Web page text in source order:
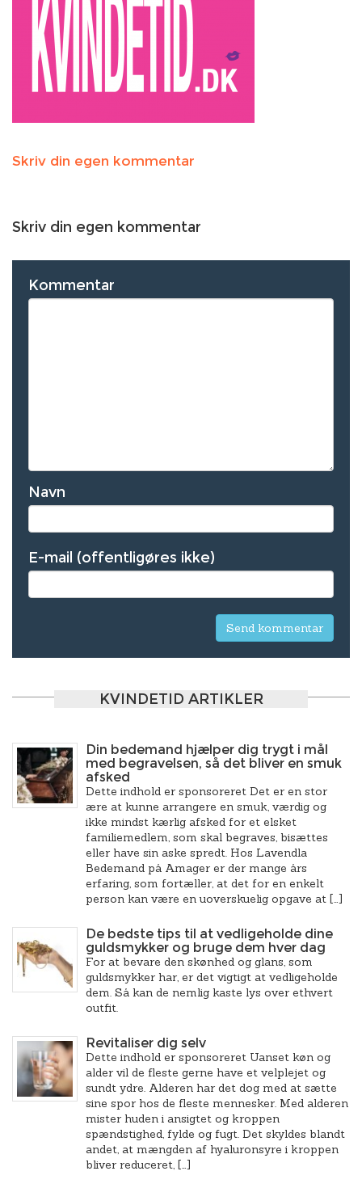
Skriv din egen kommentar
Skriv din egen kommentar
Kommentar
Navn
E-mail (offentligøres ikke)
KVINDETID ARTIKLER
Din bedemand hjælper dig trygt i mål
med begravelsen, så det bliver en smuk
afsked
Dette indhold er sponsoreret Det er en stor
ære at kunne arrangere en smuk, værdig og
ikke mindst kærlig afsked for et elsket
familiemedlem, som skal begraves, bisættes
eller have sin aske spredt. Hos Lavendla
Bedemand på Amager er der mange års
erfaring, som fortæller, at det for en enkelt
person kan være en uoverskuelig opgave at […]
De bedste tips til at vedligeholde dine
guldsmykker og bruge dem hver dag
For at bevare den skønhed og glans, som
guldsmykker har, er det vigtigt at vedligeholde
dem. Så kan de nemlig kaste lys over ethvert
outfit.
Revitaliser dig selv
Dette indhold er sponsoreret Uanset køn og
alder vil de fleste gerne have et velplejet og
sundt ydre. Alderen har det dog med at sætte
sine spor hos de fleste mennesker. Med alderen
mister huden i ansigtet og kroppen
spændstighed, fylde og fugt. Det skyldes blandt
andet, at mængden af hyaluronsyre i kroppen
bliver reduceret, […]